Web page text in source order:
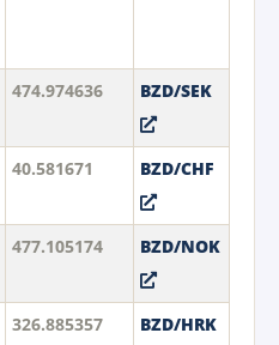
474.974636 BZD/SEK
40.581671 BZD/CHF
477.105174 BZD/NOK
326.885357 BZD/HRK